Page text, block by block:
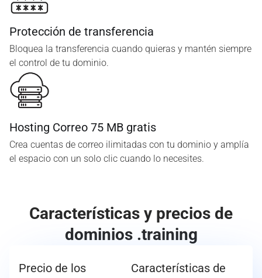
Protección de transferencia
Bloquea la transferencia cuando quieras y mantén siempre
el control de tu dominio.
Hosting Correo 75 MB gratis
Crea cuentas de correo ilimitadas con tu dominio y amplía
el espacio con un solo clic cuando lo necesites.
Características y precios de
dominios .training
Precio de los
Características de